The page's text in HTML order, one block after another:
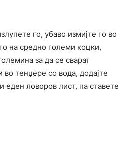
го, убаво измијте го во
на средно големи коцки,
за да се сварат
тенџере со вода, додајте
еден ловоров лист, па ставете